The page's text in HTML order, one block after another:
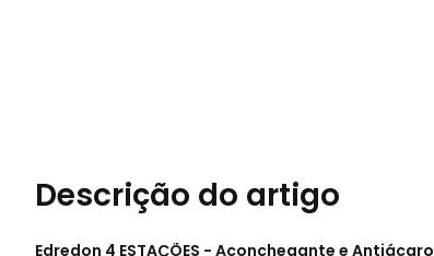
Descrição do artigo
Edredon 4 ESTAÇÕES - Aconchegante e